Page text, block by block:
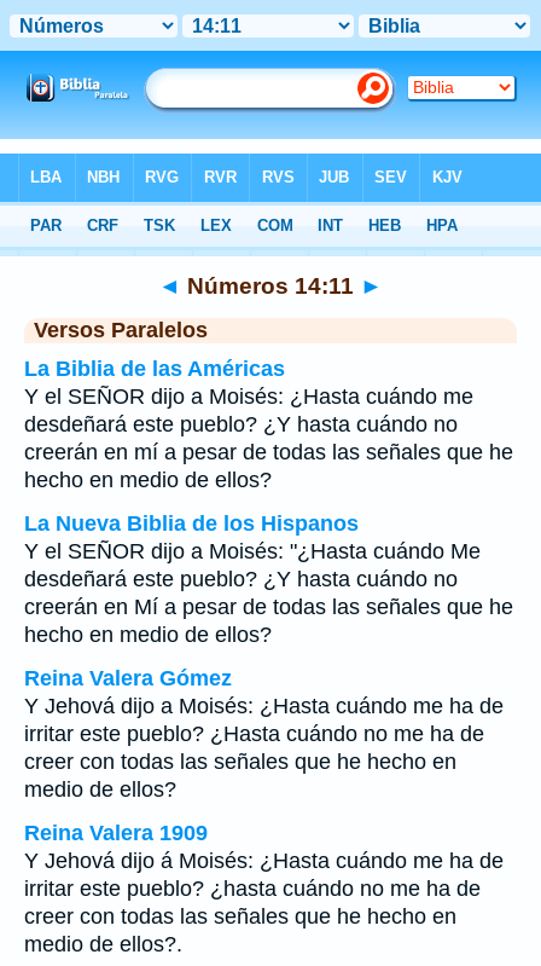
>Números Capítulo 14 > Verso 11
◄ Números 14:11 ►
Versos Paralelos
La Biblia de las Américas
Y el SEÑOR dijo a Moisés: ¿Hasta cuándo me
desdeñará este pueblo? ¿Y hasta cuándo no
creerán en mí a pesar de todas las señales que he
hecho en medio de ellos?
La Nueva Biblia de los Hispanos
Y el SEÑOR dijo a Moisés: "¿Hasta cuándo Me
desdeñará este pueblo? ¿Y hasta cuándo no
creerán en Mí a pesar de todas las señales que he
hecho en medio de ellos?
Reina Valera Gómez
Y Jehová dijo a Moisés: ¿Hasta cuándo me ha de
irritar este pueblo? ¿Hasta cuándo no me ha de
creer con todas las señales que he hecho en
medio de ellos?
Reina Valera 1909
Y Jehová dijo á Moisés: ¿Hasta cuándo me ha de
irritar este pueblo? ¿hasta cuándo no me ha de
creer con todas las señales que he hecho en
medio de ellos?.